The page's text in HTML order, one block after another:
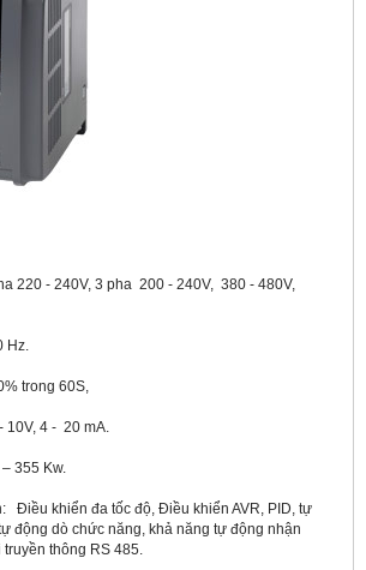
220 - 240V, 3 pha 200 - 240V, 380 - 480V,
Hz.
trong 60S,
10V, 4 - 20 mA.
355 Kw.
Điều khiển đa tốc độ, Điều khiển AVR, PID, tự
động dò chức năng, khả năng tự động nhận
thông RS 485.